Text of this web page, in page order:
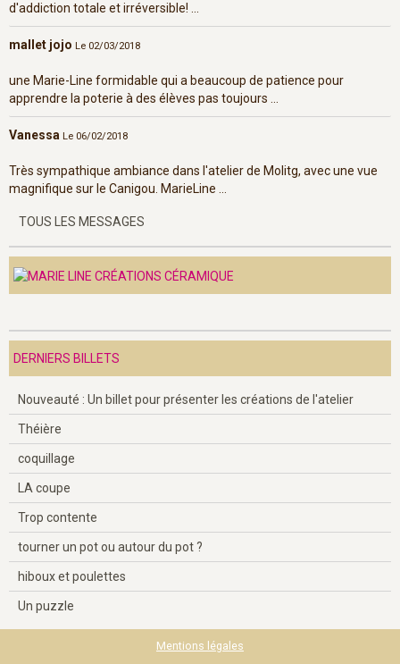
d'addiction totale et irréversible! ...
mallet jojo Le 02/03/2018
une Marie-Line formidable qui a beaucoup de patience pour
apprendre la poterie à des élèves pas toujours ...
Vanessa Le 06/02/2018
Très sympathique ambiance dans l'atelier de Molitg, avec une vue
magnifique sur le Canigou. MarieLine ...
TOUS LES MESSAGES
DERNIERS BILLETS
Nouveauté : Un billet pour présenter les créations de l'atelier
Théière
coquillage
LA coupe
Trop contente
tourner un pot ou autour du pot ?
hiboux et poulettes
Un puzzle
Mentions légales